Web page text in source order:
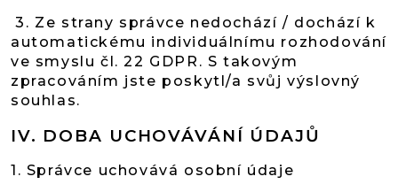
3. Ze strany správce nedochází / dochází k
automatickému individuálnímu rozhodování
ve smyslu čl. 22 GDPR. S takovým
zpracováním jste poskytl/a svůj výslovný
souhlas.
IV. DOBA UCHOVÁVÁNÍ ÚDAJŮ
1. Správce uchovává osobní údaje